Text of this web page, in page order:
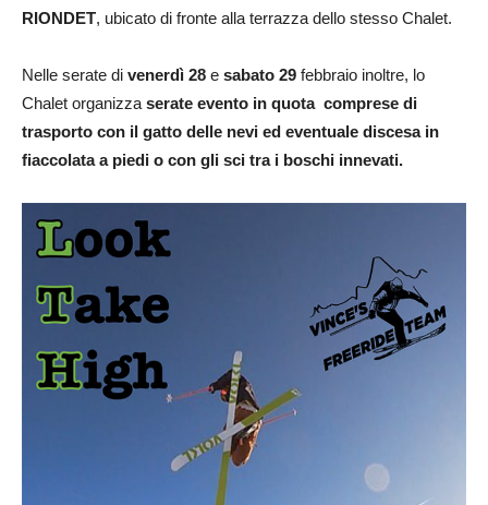
RIONDET, ubicato di fronte alla terrazza dello stesso Chalet.
Nelle serate di venerdì 28 e sabato 29 febbraio inoltre, lo
Chalet organizza serate evento in quota comprese di
trasporto con il gatto delle nevi ed eventuale discesa in
fiaccolata a piedi o con gli sci tra i boschi innevati.